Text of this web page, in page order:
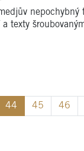
nepochybný
texty
44 45 46